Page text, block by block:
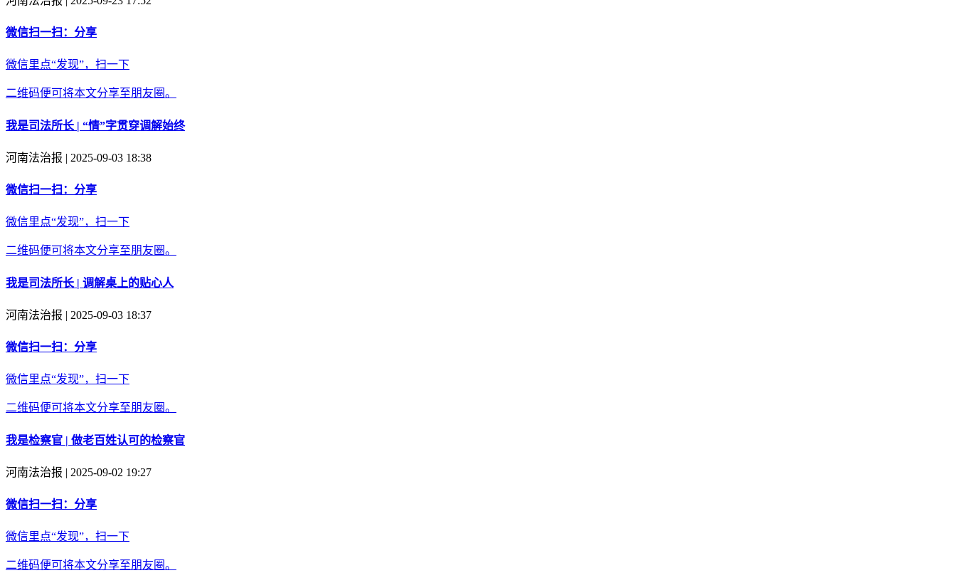
微信扫一扫：分享
微信里点“发现”，扫一下
二维码便可将本文分享至朋友圈。
我是司法所长 | “情”字贯穿调解始终
河南法治报 | 2025-09-03 18:38
微信扫一扫：分享
微信里点“发现”，扫一下
二维码便可将本文分享至朋友圈。
我是司法所长 | 调解桌上的贴心人
河南法治报 | 2025-09-03 18:37
微信扫一扫：分享
微信里点“发现”，扫一下
二维码便可将本文分享至朋友圈。
我是检察官 | 做老百姓认可的检察官
河南法治报 | 2025-09-02 19:27
微信扫一扫：分享
微信里点“发现”，扫一下
二维码便可将本文分享至朋友圈。